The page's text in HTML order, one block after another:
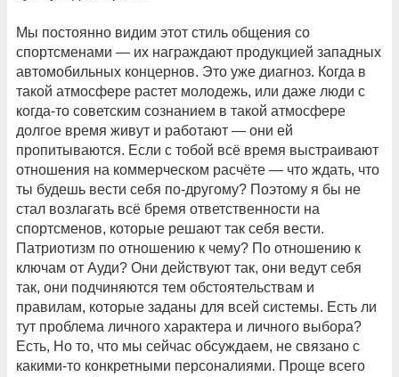
Мы постоянно видим этот стиль общения со
спортсменами — их награждают продукцией западных
автомобильных концернов. Это уже диагноз. Когда в
такой атмосфере растет молодежь, или даже люди с
когда-то советским сознанием в такой атмосфере
долгое время живут и работают — они ей
пропитываются. Если с тобой всё время выстраивают
отношения на коммерческом расчёте — что ждать, что
ты будешь вести себя по-другому? Поэтому я бы не
стал возлагать всё бремя ответственности на
спортсменов, которые решают так себя вести.
Патриотизм по отношению к чему? По отношению к
ключам от Ауди? Они действуют так, они ведут себя
так, они подчиняются тем обстоятельствам и
правилам, которые заданы для всей системы. Есть ли
тут проблема личного характера и личного выбора?
Есть, Но то, что мы сейчас обсуждаем, не связано с
какими-то конкретными персоналиями. Проще всего